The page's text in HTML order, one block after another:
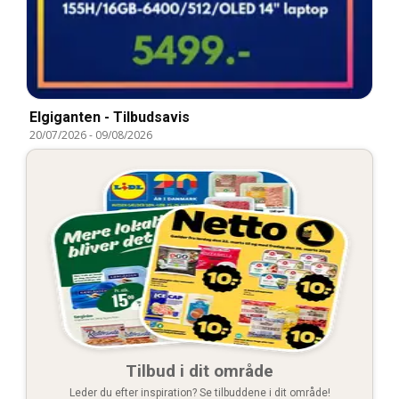
Elgiganten - Tilbudsavis
20/07/2026- 09/08/2026
Tilbud i dit område
Leder du efter inspiration? Se tilbuddene i dit område!